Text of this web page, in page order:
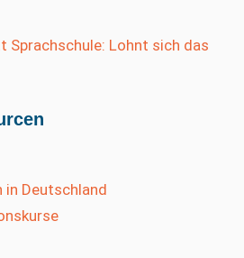
Sprachschule: Lohnt sich das
in Deutschland